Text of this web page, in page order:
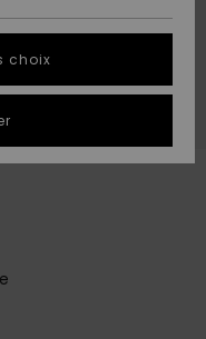
choix